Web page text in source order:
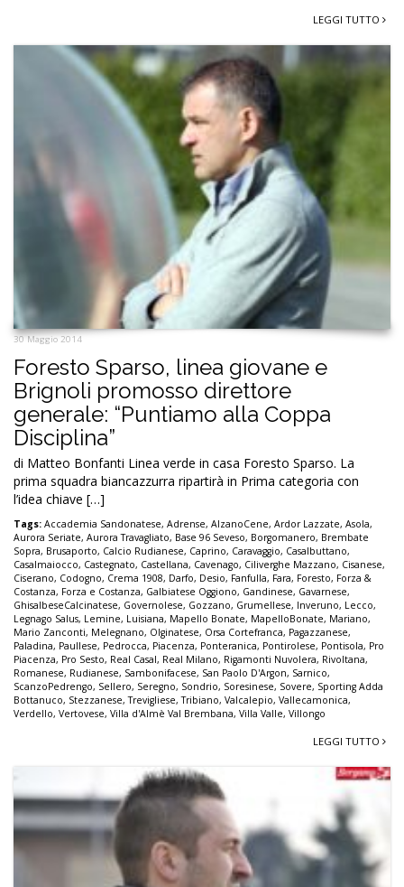
LEGGI TUTTO
30 Maggio 2014
Foresto Sparso, linea giovane e
Brignoli promosso direttore
generale: “Puntiamo alla Coppa
Disciplina”
di Matteo Bonfanti Linea verde in casa Foresto Sparso. La
prima squadra biancazzurra ripartirà in Prima categoria con
l’idea chiave […]
Tags: Accademia Sandonatese, Adrense, AlzanoCene, Ardor Lazzate, Asola,
Aurora Seriate, Aurora Travagliato, Base 96 Seveso, Borgomanero, Brembate
Sopra, Brusaporto, Calcio Rudianese, Caprino, Caravaggio, Casalbuttano,
Casalmaiocco, Castegnato, Castellana, Cavenago, Ciliverghe Mazzano, Cisanese,
Ciserano, Codogno, Crema 1908, Darfo, Desio, Fanfulla, Fara, Foresto, Forza &
Costanza, Forza e Costanza, Galbiatese Oggiono, Gandinese, Gavarnese,
GhisalbeseCalcinatese, Governolese, Gozzano, Grumellese, Inveruno, Lecco,
Legnago Salus, Lemine, Luisiana, Mapello Bonate, MapelloBonate, Mariano,
Mario Zanconti, Melegnano, Olginatese, Orsa Cortefranca, Pagazzanese,
Paladina, Paullese, Pedrocca, Piacenza, Ponteranica, Pontirolese, Pontisola, Pro
Piacenza, Pro Sesto, Real Casal, Real Milano, Rigamonti Nuvolera, Rivoltana,
Romanese, Rudianese, Sambonifacese, San Paolo D'Argon, Sarnico,
ScanzoPedrengo, Sellero, Seregno, Sondrio, Soresinese, Sovere, Sporting Adda
Bottanuco, Stezzanese,Trevigliese,Tribiano, Valcalepio, Vallecamonica,
Verdello, Vertovese, Villa d'Almè Val Brembana, Villa Valle, Villongo
LEGGI TUTTO